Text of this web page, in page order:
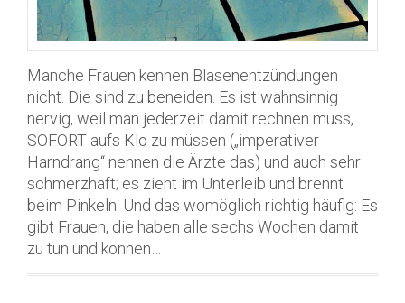
Manche Frauen kennen Blasenentzündungen
nicht. Die sind zu beneiden. Es ist wahnsinnig
nervig, weil man jederzeit damit rechnen muss,
SOFORT aufs Klo zu müssen („imperativer
Harndrang“ nennen die Ärzte das) und auch sehr
schmerzhaft; es zieht im Unterleib und brennt
beim Pinkeln. Und das womöglich richtig häufig: Es
gibt Frauen, die haben alle sechs Wochen damit
zu tun und können…